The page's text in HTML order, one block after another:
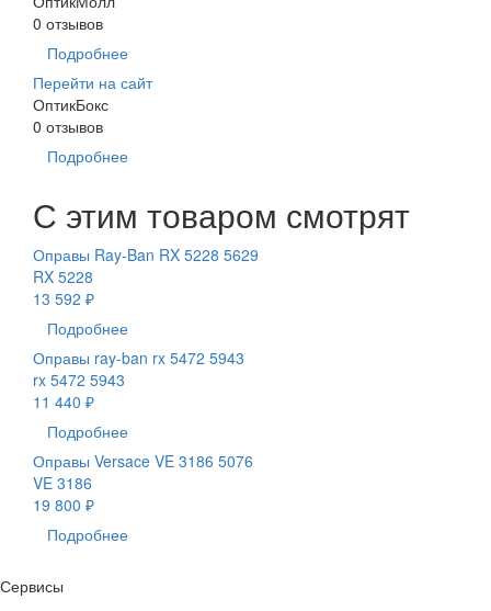
0 отзывов
Подробнее
Перейти на сайт
ОптикБокс
0 отзывов
Подробнее
С этим товаром смотрят
Оправы Ray-Ban RX 5228 5629
RX 5228
13 592 ₽
Подробнее
Оправы ray-ban rx 5472 5943
rx 5472 5943
11 440 ₽
Подробнее
Оправы Versace VE 3186 5076
VE 3186
19 800 ₽
Подробнее
Сервисы